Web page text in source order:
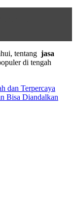
tentang jasa
di tengah
dan Terpercaya
Bisa Diandalkan